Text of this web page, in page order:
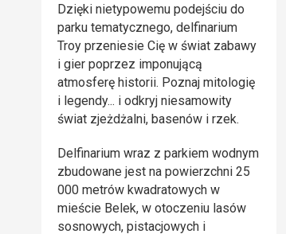
Dzięki nietypowemu podejściu do
parku tematycznego, delfinarium
Troy przeniesie Cię w świat zabawy
i gier poprzez imponującą
atmosferę historii. Poznaj mitologię
i legendy... i odkryj niesamowity
świat zjeżdżalni, basenów i rzek.
Delfinarium wraz z parkiem wodnym
zbudowane jest na powierzchni 25
000 metrów kwadratowych w
mieście Belek, w otoczeniu lasów
sosnowych, pistacjowych i